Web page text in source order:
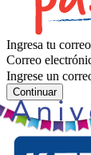
Ingresa tu
Correo
Ingrese un
Continuar